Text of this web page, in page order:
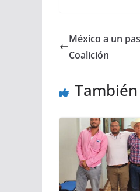
México a un
Coalición